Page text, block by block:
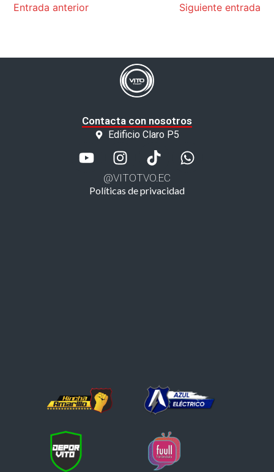
Entrada anterior Siguiente entrada
Contacta con nosotros
Edificio Claro P5
@VITOTVO.EC
Políticas de privacidad